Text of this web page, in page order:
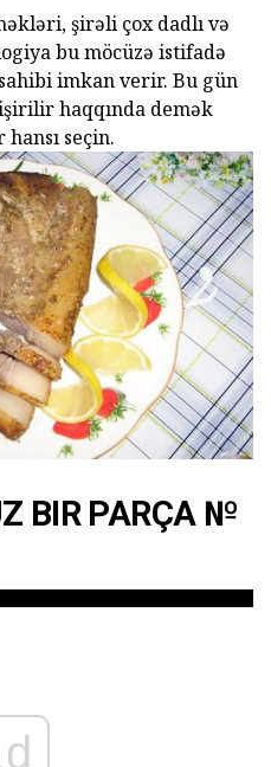
şirəli çox dadlı və
bu möcüzə istifadə
imkan verir. Bu gün
haqqında demək
seçin.
BIR PARÇA №